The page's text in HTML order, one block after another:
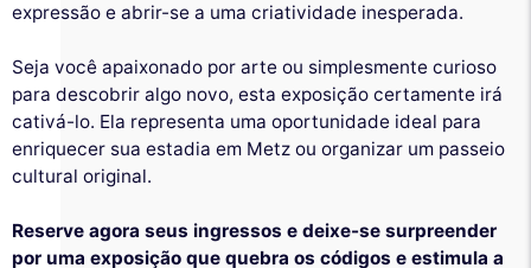
expressão e abrir-se a uma criatividade inesperada.
Seja você apaixonado por arte ou simplesmente curioso
para descobrir algo novo, esta exposição certamente irá
cativá-lo. Ela representa uma oportunidade ideal para
enriquecer sua estadia em Metz ou organizar um passeio
cultural original.
Reserve agora seus ingressos e deixe-se surpreender
por uma exposição que quebra os códigos e estimula a